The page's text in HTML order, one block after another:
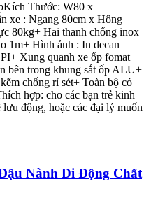
Thước: W80 x
xe : Ngang 80cm x Hông
80kg+ Hai thanh chống inox
1m+ Hình ảnh : In decan
Xung quanh xe ốp fomat
bên trong khung sắt ốp ALU+
chống rỉ sét+ Toàn bộ có
hợp: cho các bạn trẻ kinh
động, hoặc các đại lý muốn
Nành Di Động Chất